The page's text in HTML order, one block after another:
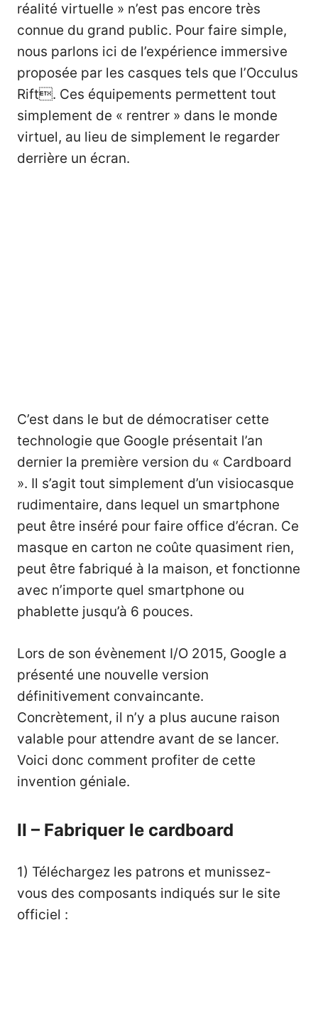
réalité virtuelle » n’est pas encore très
connue du grand public. Pour faire simple,
nous parlons ici de l’expérience immersive
proposée par les casques tels que l’Occulus
Rift. Ces équipements permettent tout
simplement de « rentrer » dans le monde
virtuel, au lieu de simplement le regarder
derrière un écran.
C’est dans le but de démocratiser cette
technologie que Google présentait l’an
dernier la première version du « Cardboard
». Il s’agit tout simplement d’un visiocasque
rudimentaire, dans lequel un smartphone
peut être inséré pour faire office d’écran. Ce
masque en carton ne coûte quasiment rien,
peut être fabriqué à la maison, et fonctionne
avec n’importe quel smartphone ou
phablette jusqu’à 6 pouces.
Lors de son évènement I/O 2015, Google a
présenté une nouvelle version
définitivement convaincante.
Concrètement, il n’y a plus aucune raison
valable pour attendre avant de se lancer.
Voici donc comment profiter de cette
invention géniale.
II – Fabriquer le cardboard
1) Téléchargez les patrons et munissez-
vous des composants indiqués sur le site
officiel :